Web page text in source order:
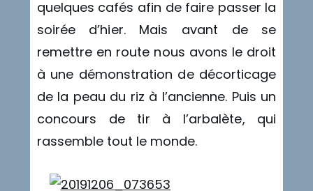
quelques cafés afin de faire passer la
soirée d’hier. Mais avant de se
remettre en route nous avons le droit
à une démonstration de décorticage
de la peau du riz à l’ancienne. Puis un
concours de tir à l’arbalète, qui
rassemble tout le monde.